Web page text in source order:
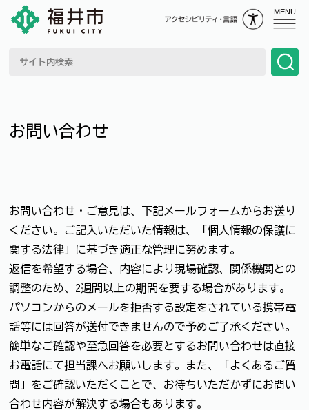
MENU
お問い合わせ
お問い合わせ・ご意見は、下記メールフォームからお送り
ください。ご記入いただいた情報は、「個人情報の保護に
関する法律」に基づき適正な管理に努めます。
返信を希望する場合、内容により現場確認、関係機関との
調整のため、2週間以上の期間を要する場合があります。
パソコンからのメールを拒否する設定をされている携帯電
話等には回答が送付できませんので予めご了承ください。
簡単なご確認や至急回答を必要とするお問い合わせは直接
お電話にて担当課へお願いします。また、「よくあるご質
問」をご確認いただくことで、お待ちいただかずにお問い
合わせ内容が解決する場合もあります。